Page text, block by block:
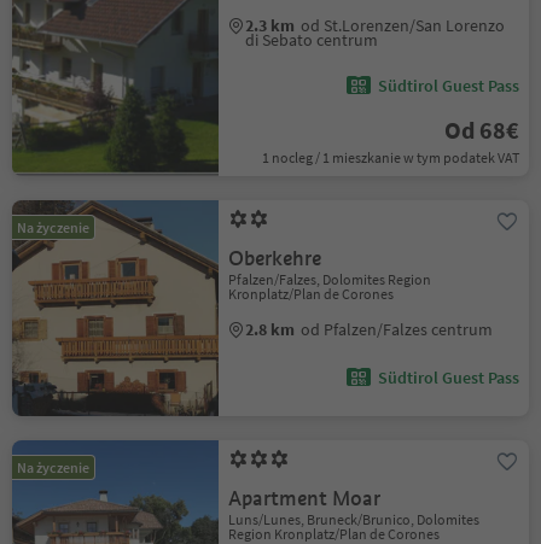
2.3 km od St.Lorenzen/San Lorenzo
di Sebato centrum
Südtirol Guest Pass
Od 68€
1 nocleg / 1 mieszkanie w tym podatek VAT
Na życzenie
Oberkehre
Pfalzen/Falzes, Dolomites Region
Kronplatz/Plan de Corones
2.8 km od Pfalzen/Falzes centrum
Südtirol Guest Pass
Na życzenie
Apartment Moar
Luns/Lunes, Bruneck/Brunico, Dolomites
Region Kronplatz/Plan de Corones